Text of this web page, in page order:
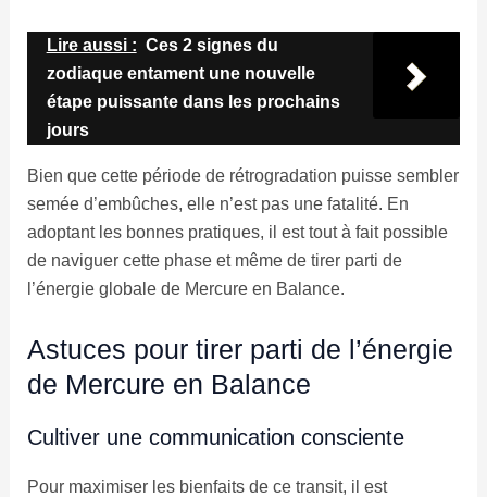
Lire aussi : Ces 2 signes du
zodiaque entament une nouvelle
étape puissante dans les prochains
jours
Bien que cette période de rétrogradation puisse sembler
semée d’embûches, elle n’est pas une fatalité. En
adoptant les bonnes pratiques, il est tout à fait possible
de naviguer cette phase et même de tirer parti de
l’énergie globale de Mercure en Balance.
Astuces pour tirer parti de l’énergie
de Mercure en Balance
Cultiver une communication consciente
Pour maximiser les bienfaits de ce transit, il est